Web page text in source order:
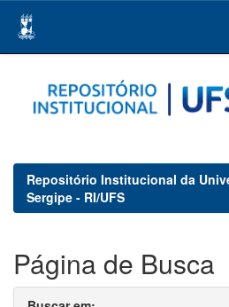
navigation
Repositório Institucional da
Sergipe - RI/UFS
Página de Busca